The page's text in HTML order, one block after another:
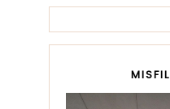
MISFIL